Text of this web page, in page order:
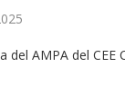
del AMPA del CEE